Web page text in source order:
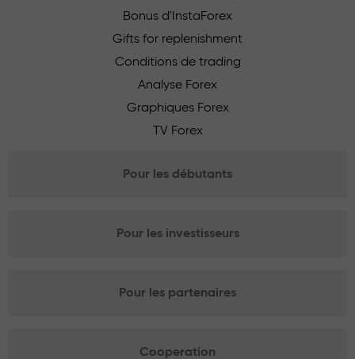
Bonus d'InstaForex
Gifts for replenishment
Conditions de trading
Analyse Forex
Graphiques Forex
TV Forex
Pour les débutants
Pour les investisseurs
Pour les partenaires
Cooperation